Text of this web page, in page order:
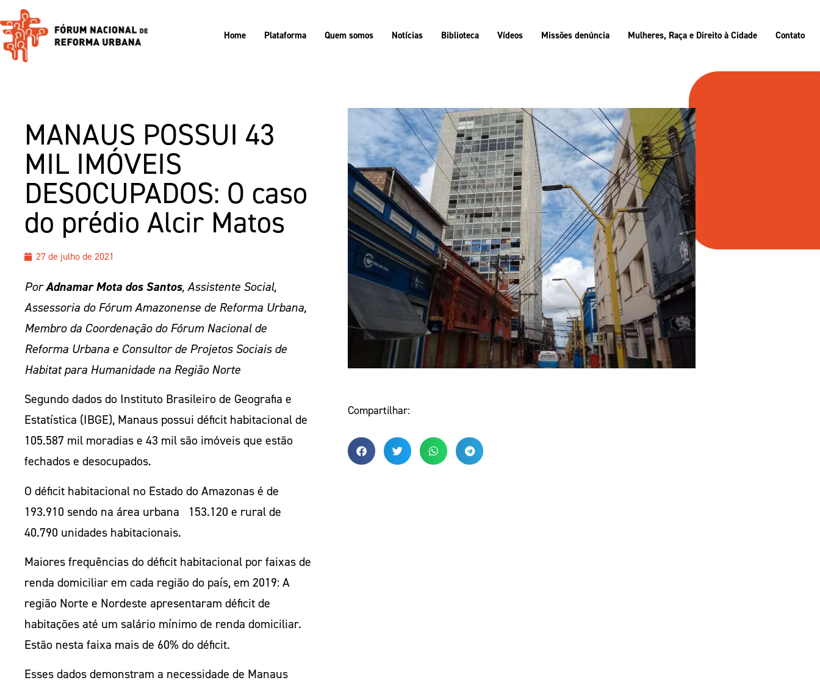
Home Plataforma Quem somos Notícias Biblioteca Vídeos Missões denúncia Mulheres, Raça e Direito à Cidade Contato
MANAUS POSSUI 43
MIL IMÓVEIS
DESOCUPADOS: O caso
do prédio Alcir Matos
27 de julho de 2021
PorAdnamar Mota dos Santos, Assistente Social,
Assessoria do Fórum Amazonense de Reforma Urbana,
Membro da Coordenação do Fórum Nacional de
Reforma Urbana e Consultor de Projetos Sociais de
Habitat para Humanidade na Região Norte
Segundo dados do Instituto Brasileiro de Geografia e
Estatística (IBGE), Manaus possui déficit habitacional de
105.587 mil moradias e 43 mil são imóveis que estão
fechados e desocupados.
O déficit habitacional no Estado do Amazonas é de
193.910 sendo na área urbana 153.120 e rural de
40.790 unidades habitacionais.
Maiores frequências do déficit habitacional por faixas de
renda domiciliar em cada região do país, em 2019: A
região Norte e Nordeste apresentaram déficit de
habitações até um salário mínimo de renda domiciliar.
Estão nesta faixa mais de 60% do déficit.
Esses dados demonstram a necessidade de Manaus
Compartilhar: